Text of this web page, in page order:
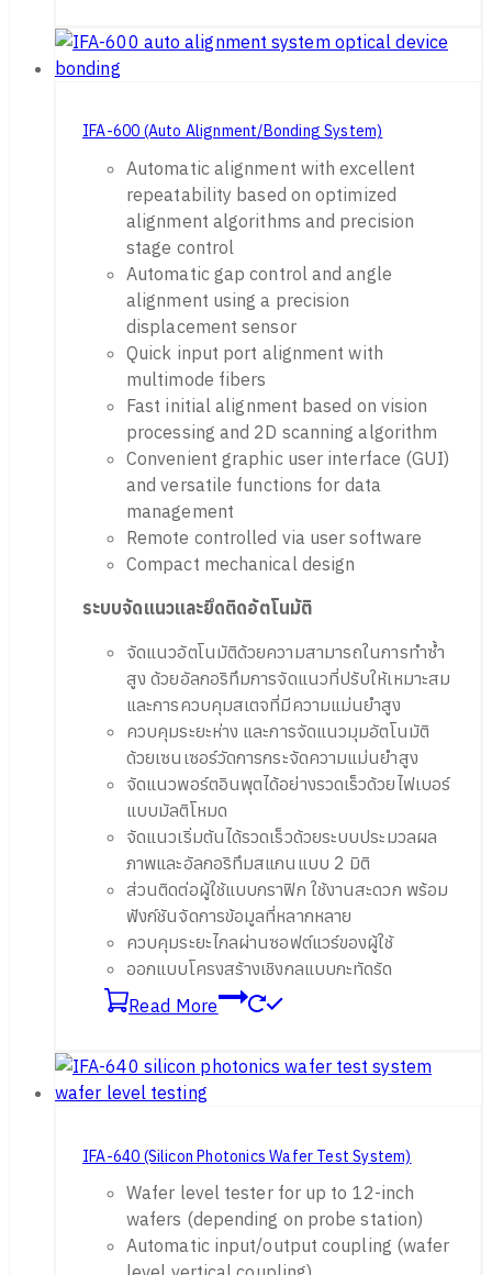
IFA-600 (Auto Alignment/Bonding System)
Automatic alignment with excellent
repeatability based on optimized
alignment algorithms and precision
stage control
Automatic gap control and angle
alignment using a precision
displacement sensor
Quick input port alignment with
multimode fibers
Fast initial alignment based on vision
processing and 2D scanning algorithm
Convenient graphic user interface (GUI)
and versatile functions for data
management
Remote controlled via user software
Compact mechanical design
ระบบจัดแนวและยึดติดอัตโนมัติ
จัดแนวอัตโนมัติด้วยความสามารถในการทำซ้ำ
สูง ด้วยอัลกอริทึมการจัดแนวที่ปรับให้เหมาะสม
และการควบคุมสเตจที่มีความแม่นยำสูง
ควบคุมระยะห่าง และการจัดแนวมุมอัตโนมัติ
ด้วยเซนเซอร์วัดการกระจัดความแม่นยำสูง
จัดแนวพอร์ตอินพุตได้อย่างรวดเร็วด้วยไฟเบอร์
แบบมัลติโหมด
จัดแนวเริ่มต้นได้รวดเร็วด้วยระบบประมวลผล
ภาพและอัลกอริทึมสแกนแบบ 2 มิติ
ส่วนติดต่อผู้ใช้แบบกราฟิก ใช้งานสะดวก พร้อม
ฟังก์ชันจัดการข้อมูลที่หลากหลาย
ควบคุมระยะไกลผ่านซอฟต์แวร์ของผู้ใช้
ออกแบบโครงสร้างเชิงกลแบบกะทัดรัด
Read More
IFA-640 (Silicon Photonics Wafer Test System)
Wafer level tester for up to 12-inch
wafers (depending on probe station)
Automatic input/output coupling (wafer